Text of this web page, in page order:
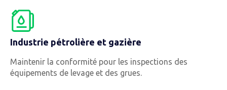
Industrie pétrolière et gazière
Maintenir la conformité pour les inspections des
équipements de levage et des grues.